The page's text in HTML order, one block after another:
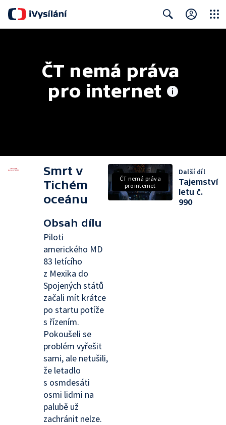
ČT nemá práva
pro internet
Smrt v
Tichém
oceánu
Obsah dílu
Piloti
amerického MD
83 letícího
z Mexika do
Spojených států
začali mít krátce
po startu potíže
s řízením.
Pokoušeli se
problém vyřešit
sami, ale netušili,
že letadlo
s osmdesáti
osmi lidmi na
palubě už
zachránit nelze.
ČT nemá práva
pro internet
Další díl
Tajemství
letu č.
990